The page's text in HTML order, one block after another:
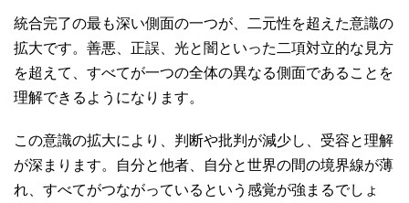
統合完了の最も深い側面の一つが、二元性を超えた意識の
拡大です。善悪、正誤、光と闇といった二項対立的な見方
を超えて、すべてが一つの全体の異なる側面であることを
理解できるようになります。
この意識の拡大により、判断や批判が減少し、受容と理解
が深まります。自分と他者、自分と世界の間の境界線が薄
れ、すべてがつながっているという感覚が強まるでしょ